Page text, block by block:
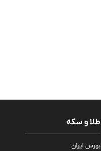
طلا و سکه
بورس ایران